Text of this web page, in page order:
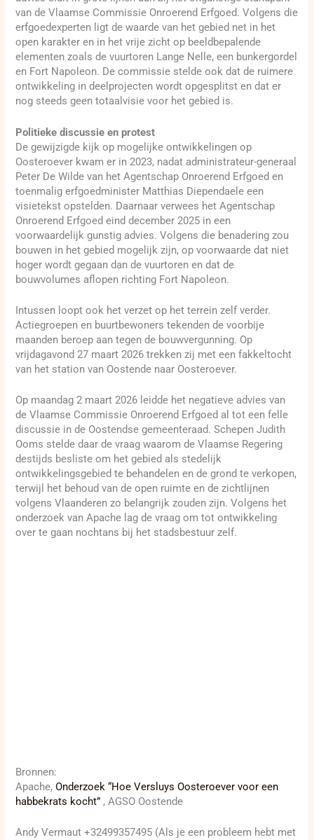
van de Vlaamse Commissie Onroerend Erfgoed. Volgens die
erfgoedexperten ligt de waarde van het gebied net in het
open karakter en in het vrije zicht op beeldbepalende
elementen zoals de vuurtoren Lange Nelle, een bunkergordel
en Fort Napoleon. De commissie stelde ook dat de ruimere
ontwikkeling in deelprojecten wordt opgesplitst en dat er
nog steeds geen totaalvisie voor het gebied is.
Politieke discussie en protest
De gewijzigde kijk op mogelijke ontwikkelingen op
Oosteroever kwam er in 2023, nadat administrateur-generaal
Peter De Wilde van het Agentschap Onroerend Erfgoed en
toenmalig erfgoedminister Matthias Diependaele een
visietekst opstelden. Daarnaar verwees het Agentschap
Onroerend Erfgoed eind december 2025 in een
voorwaardelijk gunstig advies. Volgens die benadering zou
bouwen in het gebied mogelijk zijn, op voorwaarde dat niet
hoger wordt gegaan dan de vuurtoren en dat de
bouwvolumes aflopen richting Fort Napoleon.
Intussen loopt ook het verzet op het terrein zelf verder.
Actiegroepen en buurtbewoners tekenden de voorbije
maanden beroep aan tegen de bouwvergunning. Op
vrijdagavond 27 maart 2026 trekken zij met een fakkeltocht
van het station van Oostende naar Oosteroever.
Op maandag 2 maart 2026 leidde het negatieve advies van
de Vlaamse Commissie Onroerend Erfgoed al tot een felle
discussie in de Oostendse gemeenteraad. Schepen Judith
Ooms stelde daar de vraag waarom de Vlaamse Regering
destijds besliste om het gebied als stedelijk
ontwikkelingsgebied te behandelen en de grond te verkopen,
terwijl het behoud van de open ruimte en de zichtlijnen
volgens Vlaanderen zo belangrijk zouden zijn. Volgens het
onderzoek van Apache lag de vraag om tot ontwikkeling
over te gaan nochtans bij het stadsbestuur zelf.
Bronnen:
Apache,Onderzoek “Hoe Versluys Oosteroever voor een
habbekrats kocht” , AGSO Oostende
Andy Vermaut +32499357495 (Als je een probleem hebt met